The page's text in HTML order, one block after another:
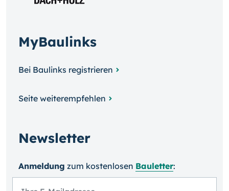
MyBaulinks
Bei Baulinks registrieren
Seite weiterempfehlen
Newsletter
Anmeldung zum kosten­losen Bauletter: